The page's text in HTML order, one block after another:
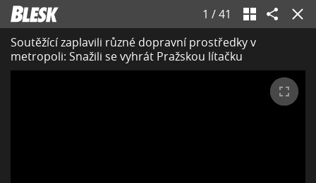
1 /41
Soutěžící zaplavili různé dopravní prostředky v
metropoli: Snažili se vyhrát Pražskou lítačku